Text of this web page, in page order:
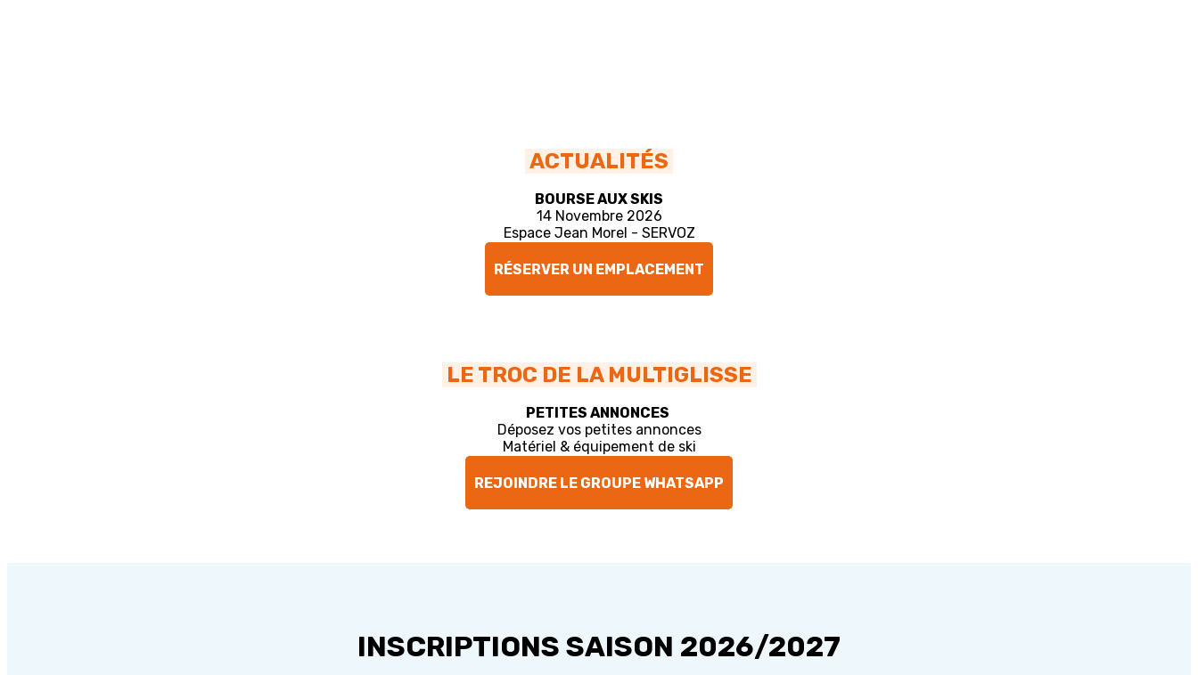
ACTUALITÉS
BOURSE AUX SKIS
14 Novembre 2026
Espace Jean Morel - SERVOZ
RÉSERVER UN EMPLACEMENT
LE TROC DE LA MULTIGLISSE
PETITES ANNONCES
Déposez vos petites annonces
Matériel & équipement de ski
REJOINDRE LE GROUPE WHATSAPP
INSCRIPTIONS SAISON 2026/2027